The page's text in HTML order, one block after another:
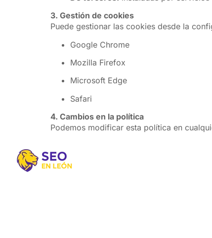
3. Gestión de cookies
Puede gestionar las cookies desde la
Google Chrome
Mozilla Firefox
Microsoft Edge
Safari
4. Cambios en la política
Podemos modificar esta política en